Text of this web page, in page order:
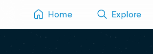
Home Explore